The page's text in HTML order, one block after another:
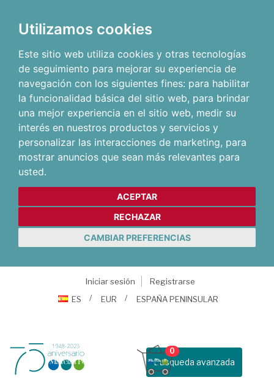
Utilizamos cookies
Este sitio web utiliza cookies y otras tecnologías
de seguimiento para mejorar su experiencia de
navegación con los siguientes fines: para habilitar
la funcionalidad básica del sitio web, para brindar
una mejor experiencia en el sitio web, medir su
interés en nuestros productos y servicios y
personalizar las interacciones de marketing, para
mostrar anuncios que sean más relevantes para
usted.
ACEPTAR
RECHAZAR
CAMBIAR PREFERENCIAS
Iniciar sesión
Registrarse
ES
EUR ESPAÑA PENINSULAR
Busqueda avanzada
0